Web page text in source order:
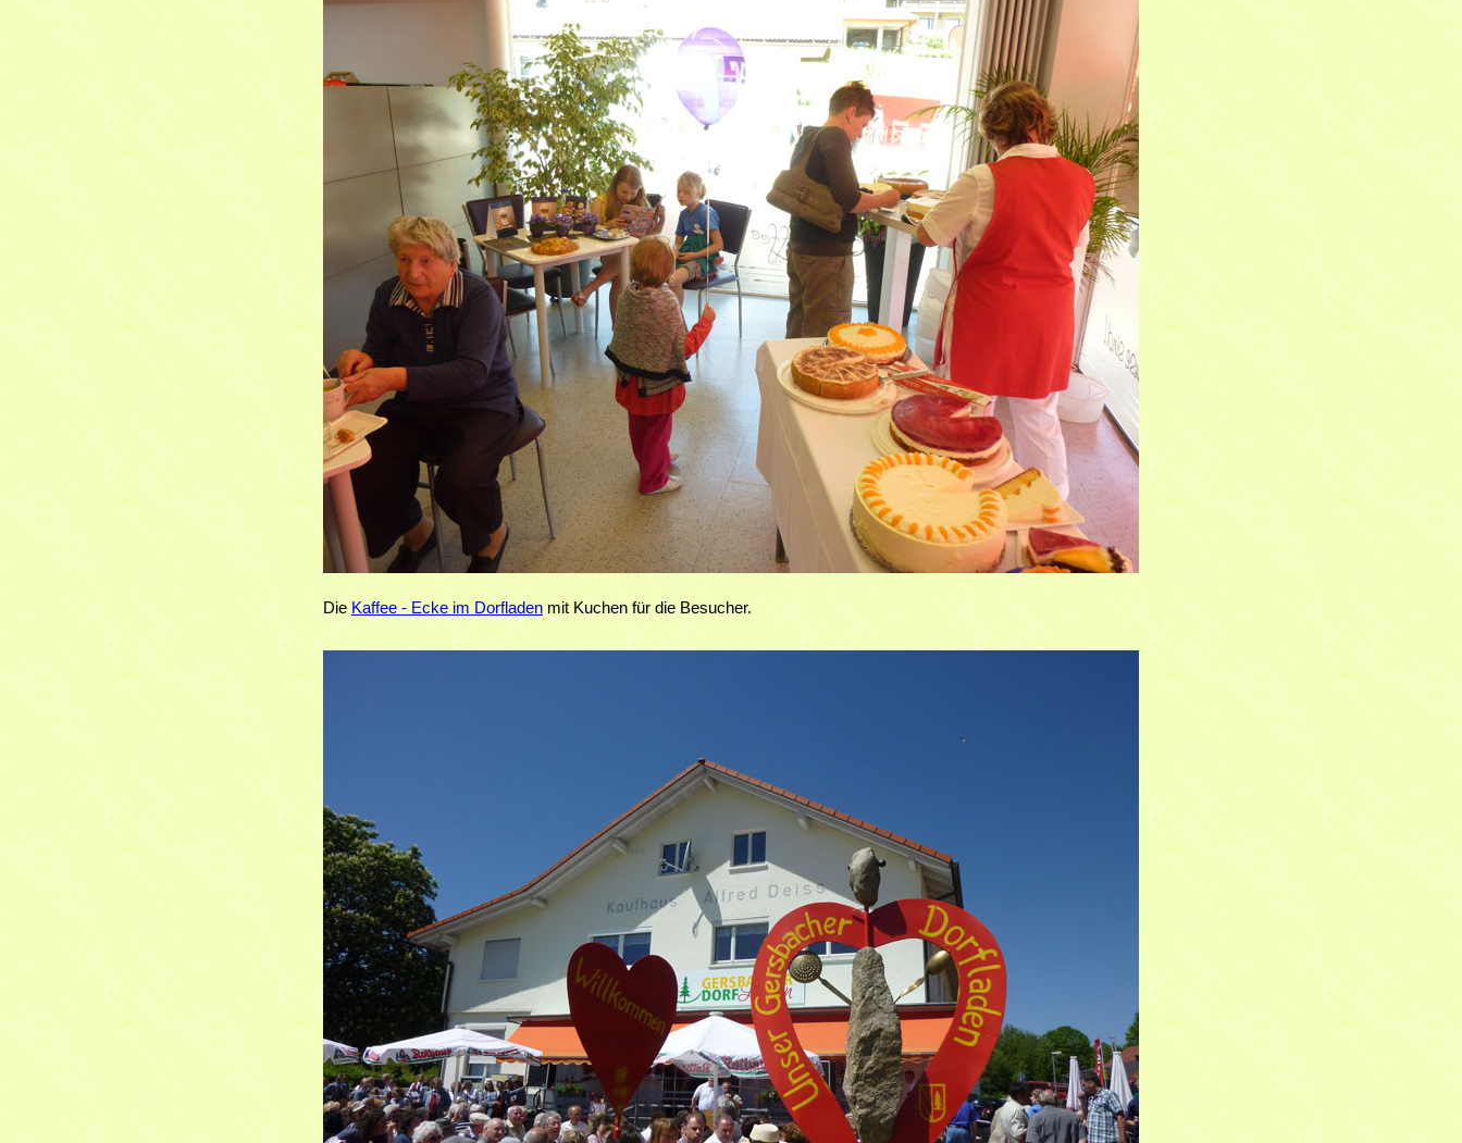
Die Kaffee - Ecke im Dorfladen mit Kuchen für die Besucher.